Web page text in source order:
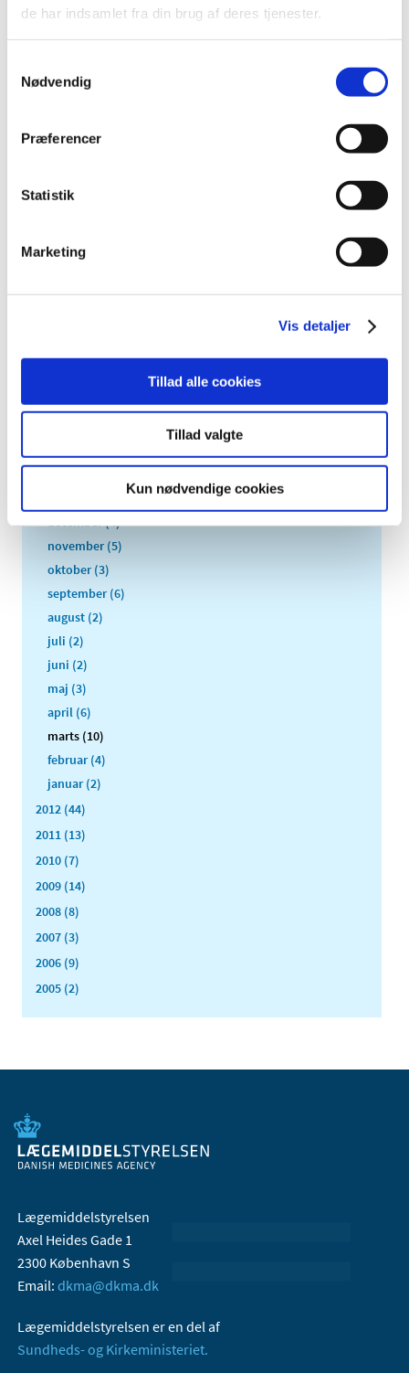
de har indsamlet fra din brug af deres tjenester.
Nødvendig
Præferencer
Statistik
Marketing
Vis detaljer
Tillad alle cookies
Tillad valgte
Kun nødvendige cookies
Medicintilskudsnævnets 2. forslag til indstilling til
fremtidig tilskudsstatus for lægemidler mod diabetes i…
TID
2025 (158)
2023 (195)
2021 (516)
2014 (44)
december (4)
november (5)
oktober (3)
september (6)
august (2)
juli (2)
juni (2)
maj (3)
april (6)
marts (10)
februar (4)
januar (2)
2012 (44)
2011 (13)
2010 (7)
2009 (14)
2008 (8)
2007 (3)
2006 (9)
2005 (2)
Lægemiddelstyrelsen
Axel Heides Gade 1
2300 København S
Email: dkma@dkma.dk
Lægemiddelstyrelsen er en del af
Sundheds- og Kirkeministeriet.